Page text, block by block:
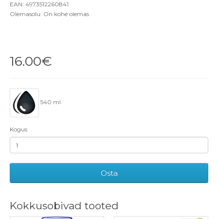
EAN: 4973512260841
Olemasolu: On kohe olemas
16.00€
540 ml
Kogus
Osta
Kokkusobivad tooted